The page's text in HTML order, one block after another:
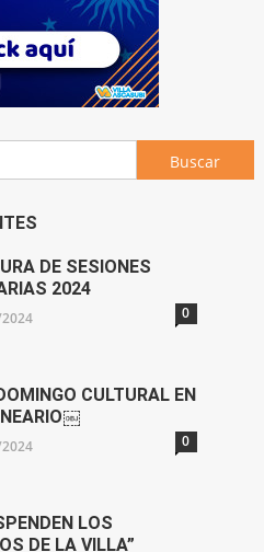
Buscar:
DE SESIONES
2024
0
CULTURAL EN
0
LOS
DE LA VILLA”